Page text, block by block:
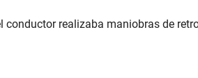
conductor realizaba maniobras de